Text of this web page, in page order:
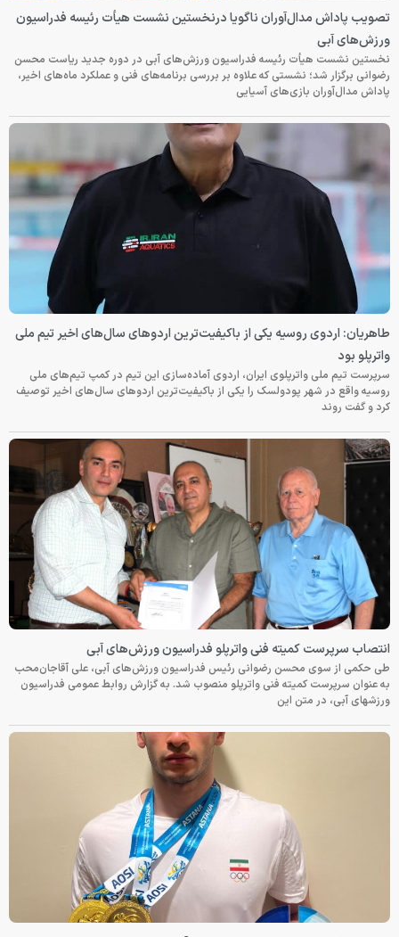
تصویب پاداش مدال‌آوران ناگویا درنخستین نشست هیأت رئیسه فدراسیون
ورزش‌های آبی
نخستین نشست هیأت رئیسه فدراسیون ورزش‌های آبی در دوره جدید ریاست محسن
رضوانی برگزار شد؛ نشستی که علاوه بر بررسی برنامه‌های فنی و عملکرد ماه‌های اخیر،
پاداش مدال‌آوران بازی‌های آسیایی
طاهریان: اردوی روسیه یکی از باکیفیت‌ترین اردوهای سال‌های اخیر تیم ملی
واترپلو بود
سرپرست تیم ملی واترپلوی ایران، اردوی آماده‌سازی این تیم در کمپ تیم‌های ملی
روسیه واقع در شهر پودولسک را یکی از باکیفیت‌ترین اردوهای سال‌های اخیر توصیف
کرد و گفت روند
انتصاب سرپرست کمیته فنی واترپلو فدراسیون ورزش‌های آبی
طی حکمی از سوی محسن رضوانی رئیس فدراسیون ورزش‌های آبی، علی آقاجان‌محب
به عنوان سرپرست کمیته فنی واترپلو منصوب شد. به گزارش روابط عمومی فدراسیون
ورزشهای آبی، در متن این